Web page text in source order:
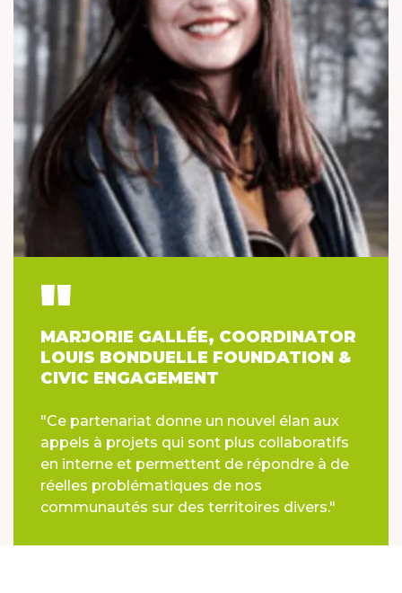
MARJORIE GALLÉE, COORDINATOR
LOUIS BONDUELLE FOUNDATION &
CIVIC ENGAGEMENT
"Ce partenariat donne un nouvel élan aux
appels à projets qui sont plus collaboratifs
en interne et permettent de répondre à de
réelles problématiques de nos
communautés sur des territoires divers."